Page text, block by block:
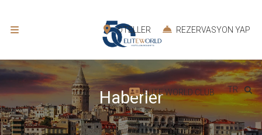
OTELLER REZERVASYON YAP
ELITE WORLD CLUB TR
Haberler